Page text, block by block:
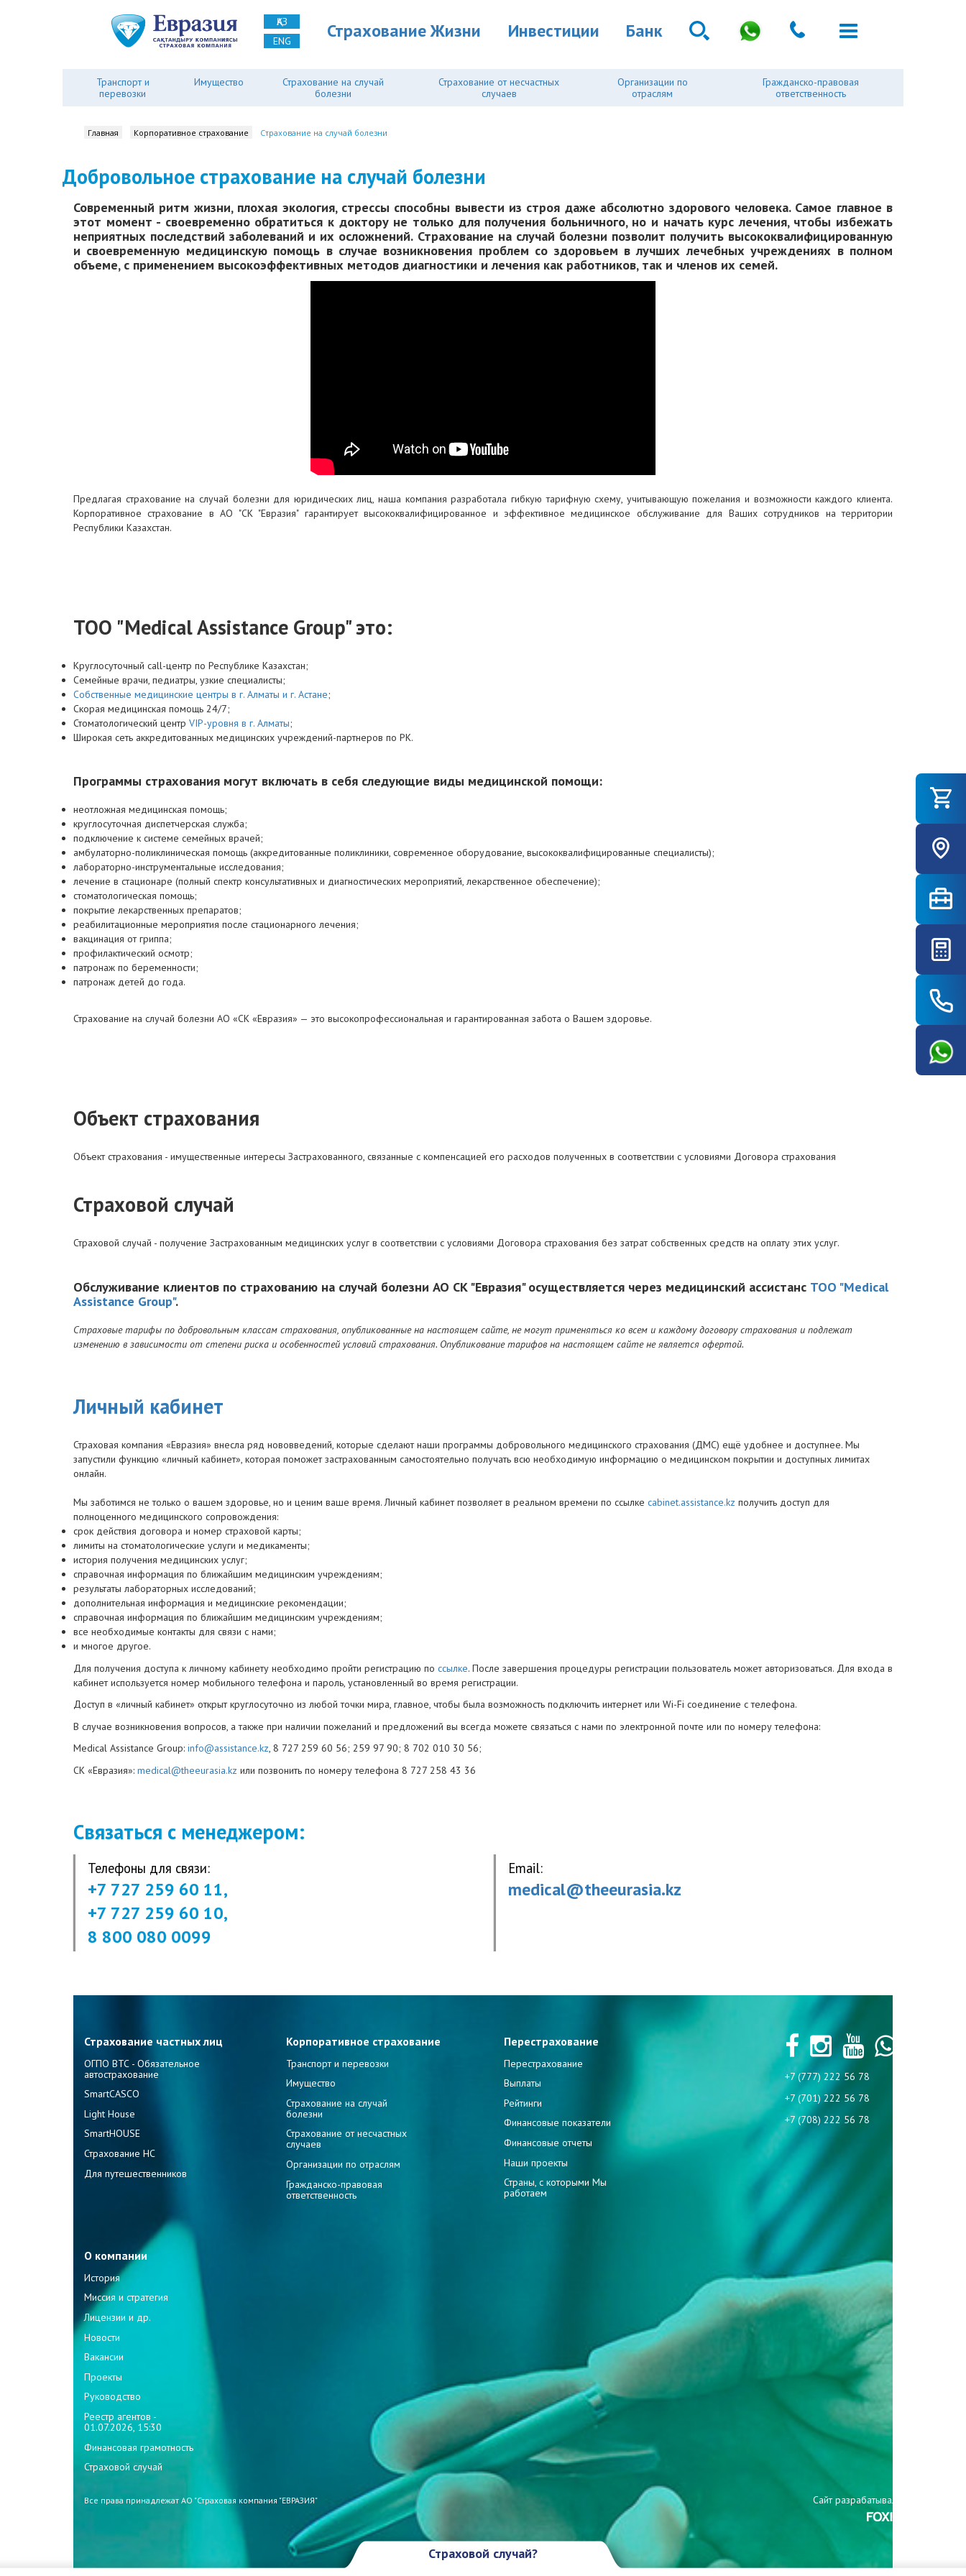
ҚАЗ
ENG
Страхование Жизни Инвестиции Банк
Транспорт и
перевозки
Имущество
Страхование на случай
болезни
Страхование от несчастных
случаев
Организации по
отраслям
Гражданско-правовая
ответственность
Главная Корпоративное страхование Страхование на случай болезни
Добровольное страхование на случай болезни
Современный ритм жизни, плохая экология, стрессы способны вывести из строя даже абсолютно здорового человека. Самое главное в
этот момент - своевременно обратиться к доктору не только для получения больничного, но и начать курс лечения, чтобы избежать
неприятных последствий заболеваний и их осложнений. Страхование на случай болезни позволит получить высококвалифицированную
и своевременную медицинскую помощь в случае возникновения проблем со здоровьем в лучших лечебных учреждениях в полном
объеме, с применением высокоэффективных методов диагностики и лечения как работников, так и членов их семей.
Предлагая страхование на случай болезни для юридических лиц, наша компания разработала гибкую тарифную схему, учитывающую пожелания и возможности каждого клиента.
Корпоративное страхование в АО "СК "Евразия" гарантирует высококвалифицированное и эффективное медицинское обслуживание для Ваших сотрудников на территории
Республики Казахстан.
ТОО "Medical Assistance Group" это:
Круглосуточный саll-центр по Республике Казах­стан;
Семейные врачи, педиатры, узкие специалисты;
Собственные медицинские центры в г. Алматы и г. Астане;
Скорая медицинская помощь 24/7;
Стоматологический центр VIР-уровня в г. Алматы;
Широкая сеть аккредитованных медицинских учреждений-партнеров по РК.
Программы страхования могут включать в себя следующие виды медицинской помощи:
неотложная медицинская помощь;
круглосуточная диспетчерская служба;
подключение к системе семейных врачей;
амбулаторно-поликлиническая помощь (аккредитованные поликлиники, современное оборудование, высококвалифицированные специалисты);
лабораторно-инструментальные исследования;
лечение в стационаре (полный спектр консультативных и диагностических мероприятий, лекарственное обеспечение);
стоматологическая помощь;
покрытие лекарственных препаратов;
реабилитационные мероприятия после стационарного лечения;
вакцинация от гриппа;
профилактический осмотр;
патронаж по беременности;
патронаж детей до года.
Страхование на случай болезни АО «СК «Евразия» — это высокопрофессиональная и гарантированная забота о Вашем здоровье.
Объект страхования
Объект страхования - имущественные интересы Застрахованного, связанные с компенсацией его расходов полученных в соответствии с условиями Договора страхования
Страховой случай
Страховой случай - получение Застрахованным медицинских услуг в соответствии с условиями Договора страхования без затрат собственных средств на оплату этих услуг.
Обслуживание клиентов по страхованию на случай болезни АО СК "Евразия" осуществляется через медицинский ассистанс ТОО "Medical
Assistance Group".
Страховые тарифы по добровольным классам страхования, опубликованные на настоящем сайте, не могут применяться ко всем и каждому договору страхования и подлежат
изменению в зависимости от степени риска и особенностей условий страхования. Опубликование тарифов на настоящем сайте не является офертой.
Личный кабинет
Страховая компания «Евразия» внесла ряд нововведений, которые сделают наши программы добровольного медицинского страхования (ДМС) ещё удобнее и доступнее. Мы
запустили функцию «личный кабинет», которая поможет застрахованным самостоятельно получать всю необходимую информацию о медицинском покрытии и доступных лимитах
онлайн.
Мы заботимся не только о вашем здоровье, но и ценим ваше время. Личный кабинет позволяет в реальном времени по ссылке cabinet.assistance.kz получить доступ для
полноценного медицинского сопровождения:
срок действия договора и номер страховой карты;
лимиты на стоматологические услуги и медикаменты;
история получения медицинских услуг;
справочная информация по ближайшим медицинским учреждениям;
результаты лабораторных исследований;
дополнительная информация и медицинские рекомендации;
справочная информация по ближайшим медицинским учреждениям;
все необходимые контакты для связи с нами;
и многое другое.
Для получения доступа к личному кабинету необходимо пройти регистрацию по ссылке. После завершения процедуры регистрации пользователь может авторизоваться. Для входа в
кабинет используется номер мобильного телефона и пароль, установленный во время регистрации.
Доступ в «личный кабинет» открыт круглосуточно из любой точки мира, главное, чтобы была возможность подключить интернет или Wi-Fi соединение с телефона.
В случае возникновения вопросов, а также при наличии пожеланий и предложений вы всегда можете связаться с нами по электронной почте или по номеру телефона:
Medical Assistance Group: info@assistance.kz, 8 727 259 60 56; 259 97 90; 8 702 010 30 56;
СК «Евразия»: medical@theeurasia.kz или позвонить по номеру телефона 8 727 258 43 36
Связаться с менеджером:
Телефоны для связи:
+7 727 259 60 11,
+7 727 259 60 10,
8 800 080 0099
Email:
medical@theeurasia.kz
Страхование частных лиц
ОГПО ВТС - Обязательное
автострахование
SmartCASCO
Light House
SmartHOUSE
Страхование НС
Для путешественников
Корпоративное страхование
Транспорт и перевозки
Имущество
Страхование на случай
болезни
Страхование от несчастных
случаев
Организации по отраслям
Гражданско-правовая
ответственность
Перестрахование
Перестрахование
Выплаты
Рейтинги
Финансовые показатели
Финансовые отчеты
Наши проекты
Страны, с которыми Мы
работаем
О компании
История
Миссия и стратегия
Лицензии и др.
Новости
Вакансии
Проекты
Руководство
Реестр агентов -
01.07.2026, 15:30
Финансовая грамотность
Страховой случай
+7 (777) 222 56 78
+7 (701) 222 56 78
+7 (708) 222 56 78
Все права принадлежат АО "Страховая компания "ЕВРАЗИЯ" Сайт разрабатывали:
Страховой случай?